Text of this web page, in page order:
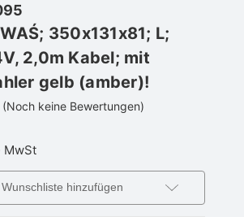
350x131x81; L;
2,0m Kabel; mit
gelb (amber)!
(Noch keine Bewertungen)
MwSt
hinzufügen